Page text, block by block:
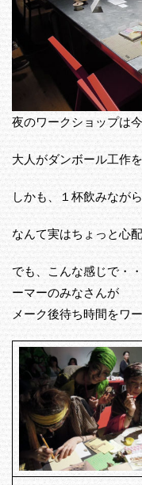
夜のワークショップは
大人がダンボール工作
しかも、１杯飲みなが
なんて実はちょっと心配
でも、こんな感じで・
ーマーのみなさんが
メーク後待ち時間をワ